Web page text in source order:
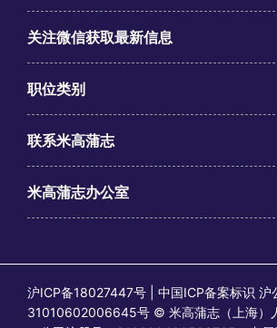
关注微信获取最新信息
职位类别
联系米高蒲志
米高蒲志办公室
沪ICP备18027447号 | 中国ICP备案标识 沪
31010602006645号 © 米高蒲志（上海）